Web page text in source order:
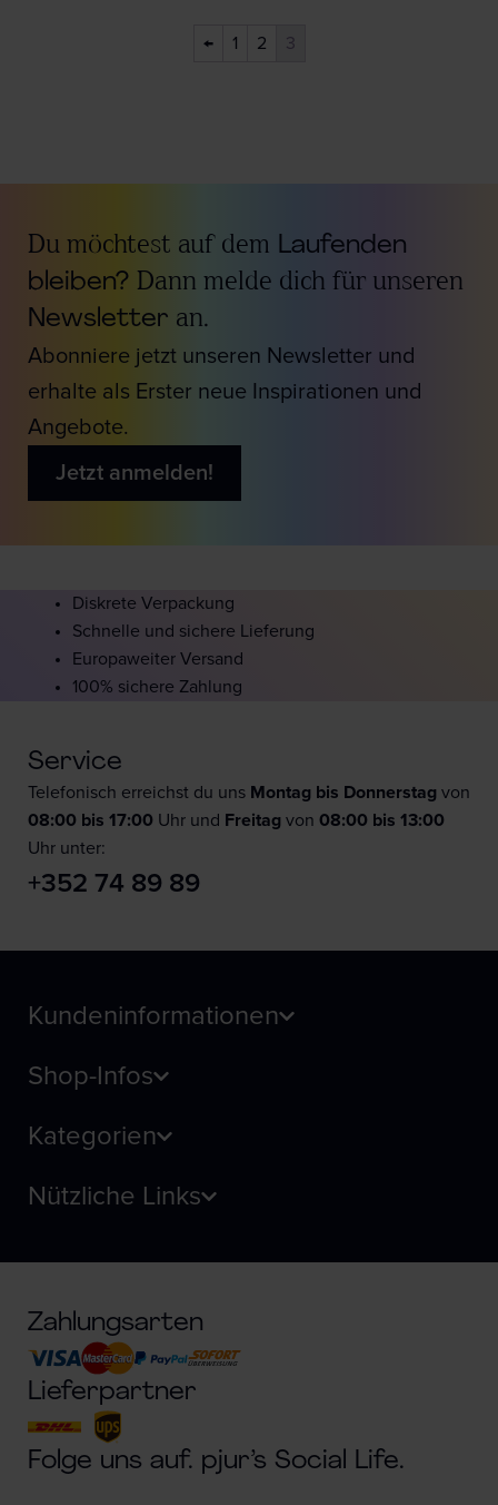
← 1 2 3
Du möchtest auf dem Laufenden
bleiben? Dann melde dich für unseren
Newsletter an.
Abonniere jetzt unseren Newsletter und
erhalte als Erster neue Inspirationen und
Angebote.
Jetzt anmelden!
Diskrete Verpackung
Schnelle und sichere Lieferung
Europaweiter Versand
100% sichere Zahlung
Service
Telefonisch erreichst du uns Montag bis Donnerstag von
08:00 bis 17:00 Uhr und Freitag von 08:00 bis 13:00
Uhr unter:
+352 74 89 89
Kundeninformationen
Shop-Infos
Kategorien
Nützliche Links
Zahlungsarten
Lieferpartner
Folge uns auf. pjur’s Social Life.